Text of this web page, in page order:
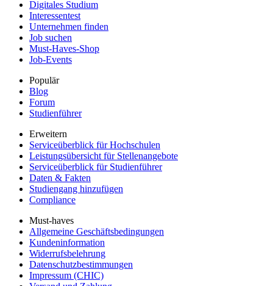
Digitales Studium
Interessentest
Unternehmen finden
Job suchen
Must-Haves-Shop
Job-Events
Populär
Blog
Forum
Studienführer
Erweitern
Serviceüberblick für Hochschulen
Leistungsübersicht für Stellenangebote
Serviceüberblick für Studienführer
Daten & Fakten
Studiengang hinzufügen
Compliance
Must-haves
Allgemeine Geschäftsbedingungen
Kundeninformation
Widerrufsbelehrung
Datenschutzbestimmungen
Impressum (CHIC)